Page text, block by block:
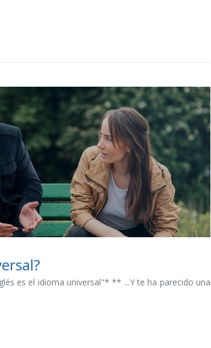
es el idioma universal"* ** ...Y te ha parecido una